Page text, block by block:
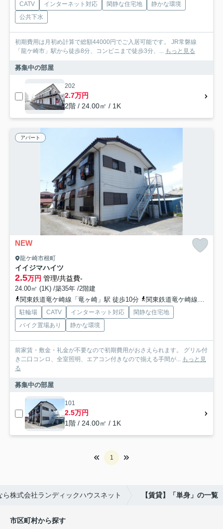
CATV インターネット対応 閑静な住宅地
静かな環境
公共下水
初期費用は月初め計算で総額44000円でご入居可能です。 JR常磐線
「龍ケ崎市」駅から徒歩8分、コンビニまで徒歩3分、... もっと見る
募集中の部屋
202
2.7万円
2階 / 24.00㎡ / 1K
アパート
NEW
龍ケ崎市根町
イイジマハイツ
2.5万円 管理/共益費-
24.00㎡ (1K) /築35年 /2階建
関東鉄道竜ケ崎線「竜ヶ崎」駅 徒歩10分
関東鉄道竜ケ崎線「入地」駅 徒歩42分
駐輪場 CATV インターネット対応
閑静な住宅地
バイク置場あり
静かな環境
前家賃・敷金・礼金が不要なので初期費用がおさえられます。 グリル付
き二口コンロ、全室照明、エアコン付きなので揃える手間が... もっと見
る
募集中の部屋
101
2.5万円
1階 / 24.00㎡ / 1K
1
株式会社ランディックハウスネット 【賃貸】「単身」の一覧
市区町村から探す